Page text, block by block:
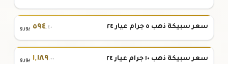
سعر سبيكة ذهب ٥ جرام عيار ٢٤ ٥٩٤.٤٠ يورو
سعر سبيكة ذهب ١٠ جرام عيار ٢٤ ١,١٨٩.٠٠ يورو